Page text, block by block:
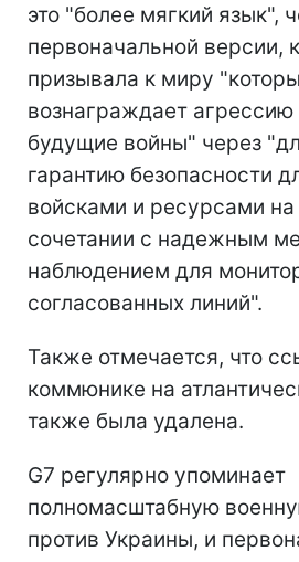
это "более мягкий язык",
первоначальной версии,
призывала к миру
вознаграждает агрессию
будущие войны" через
гарантию безопасности
войсками и ресурсами на
сочетании с надежным
наблюдением для
согласованных линий".
Также отмечается, что
коммюнике на
также была удалена.
G7 регулярно упоминает
полномасштабную
против Украины, и